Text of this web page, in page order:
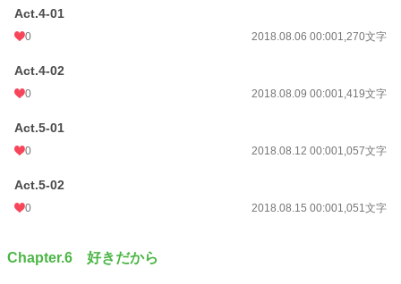
Act.4-01
0 2018.08.06 00:001,270文字
Act.4-02
0 2018.08.09 00:001,419文字
Act.5-01
0 2018.08.12 00:001,057文字
Act.5-02
0 2018.08.15 00:001,051文字
Chapter.6 好きだから